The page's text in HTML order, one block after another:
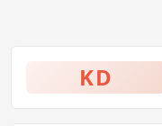
KD